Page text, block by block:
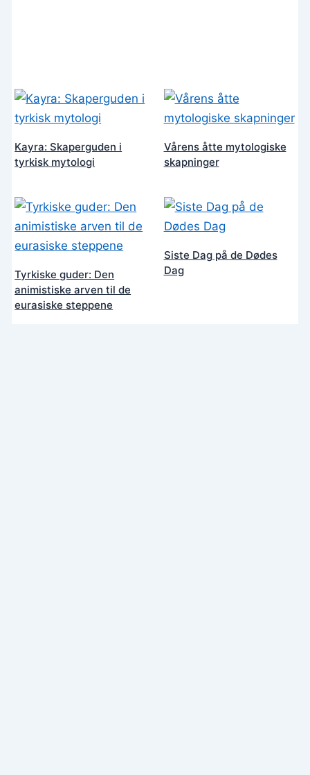
Kayra: Skaperguden i
tyrkisk mytologi
Vårens åtte mytologiske
skapninger
Tyrkiske guder: Den
animistiske arven til de
eurasiske steppene
Siste Dag på de Dødes
Dag